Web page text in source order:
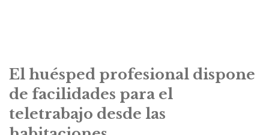
El huésped profesional dispone
de facilidades para el
teletrabajo desde las